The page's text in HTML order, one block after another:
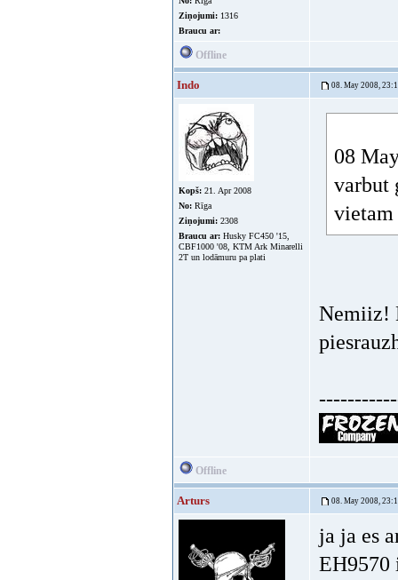
Ziņojumi: 1316
Braucu ar:
Offline
Indo 08. May 2008,
Kopš: 21. Apr 2008
No: Rīga
Ziņojumi: 2308
Braucu ar: Husky FC450 '15,
CBF1000 '08, KTM Ark Minarelli
2T un lodāmuru pa plati
08
varbut
vietam
Nemiiz!
Offline
Arturs 08. May 2008,
ja ja es
EH9570